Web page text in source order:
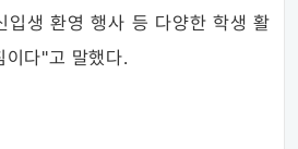
입생 환영 행사 등 다양한 학생 활
이다"고 말했다.